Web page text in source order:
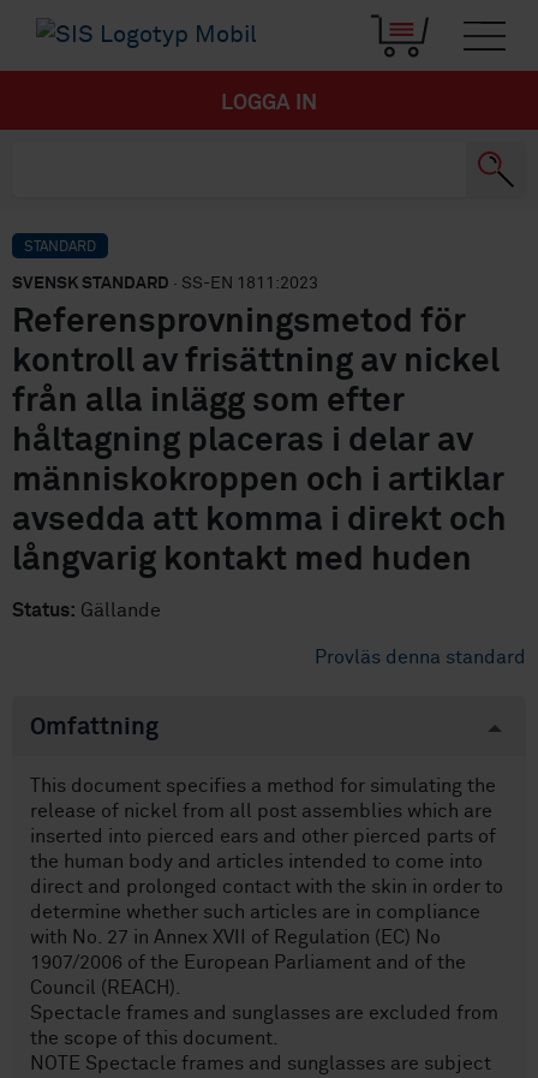
LOGGA IN
STANDARD
SVENSK STANDARD · SS-EN 1811:2023
Referensprovningsmetod för
kontroll av frisättning av nickel
från alla inlägg som efter
håltagning placeras i delar av
människokroppen och i artiklar
avsedda att komma i direkt och
långvarig kontakt med huden
Status: Gällande
Provläs denna standard
Omfattning
This document specifies a method for simulating the
release of nickel from all post assemblies which are
inserted into pierced ears and other pierced parts of
the human body and articles intended to come into
direct and prolonged contact with the skin in order to
determine whether such articles are in compliance
with No. 27 in Annex XVII of Regulation (EC) No
1907/2006 of the European Parliament and of the
Council (REACH).
Spectacle frames and sunglasses are excluded from
the scope of this document.
NOTE Spectacle frames and sunglasses are subject